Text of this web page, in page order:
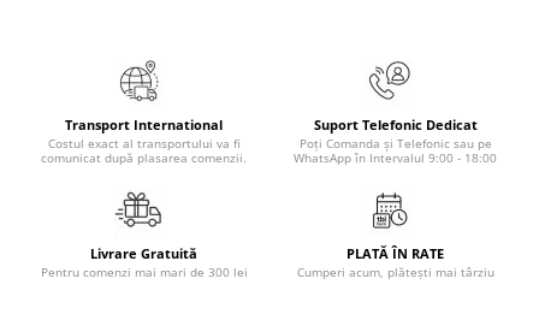
Senzatii/Thriller
SF & Fantasy
Teatru
Teens Book Club
Birotica & Papetarie
Transport International
Costul exact al transportului va fi
comunicat după plasarea comenzii.
Suport Telefonic Dedicat
Poți Comanda și Telefonic sau pe
WhatsApp în Intervalul 9:00 - 18:00
Livrare Gratuită
Pentru comenzi mai mari de 300 lei
PLATĂ ÎN RATE
Cumperi acum, plătești mai târziu